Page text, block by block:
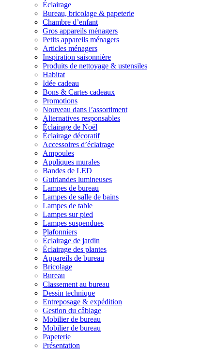
Éclairage
Bureau, bricolage & papeterie
Chambre d’enfant
Gros appareils ménagers
Petits appareils ménagers
Articles ménagers
Inspiration saisonnière
Produits de nettoyage & ustensiles
Habitat
Idée cadeau
Bons & Cartes cadeaux
Promotions
Nouveau dans l’assortiment
Alternatives responsables
Éclairage de Noël
Éclairage décoratif
Accessoires d’éclairage
Ampoules
Appliques murales
Bandes de LED
Guirlandes lumineuses
Lampes de bureau
Lampes de salle de bains
Lampes de table
Lampes sur pied
Lampes suspendues
Plafonniers
Éclairage de jardin
Éclairage des plantes
Appareils de bureau
Bricolage
Bureau
Classement au bureau
Dessin technique
Entreposage & expédition
Gestion du câblage
Mobilier de bureau
Mobilier de bureau
Papeterie
Présentation